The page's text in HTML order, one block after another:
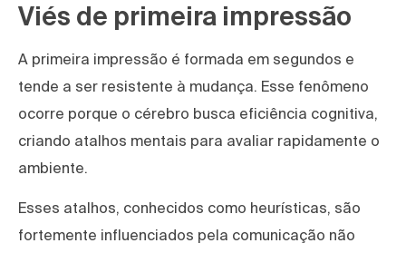
Viés de primeira impressão
A primeira impressão é formada em segundos e
tende a ser resistente à mudança. Esse fenômeno
ocorre porque o cérebro busca eficiência cognitiva,
criando atalhos mentais para avaliar rapidamente o
ambiente.
Esses atalhos, conhecidos como heurísticas, são
fortemente influenciados pela comunicação não